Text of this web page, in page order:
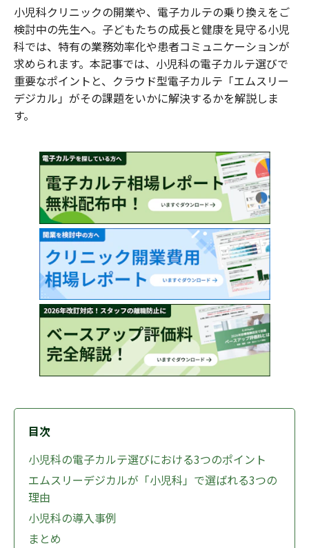
小児科クリニックの開業や、電子カルテの乗り換えをご
検討中の先生へ。子どもたちの成長と健康を見守る小児
科では、特有の業務効率化や患者コミュニケーションが
求められます。本記事では、小児科の電子カルテ選びで
重要なポイントと、クラウド型電子カルテ「エムスリー
デジカル」がその課題をいかに解決するかを解説しま
す。
目次
小児科の電子カルテ選びにおける3つのポイント
エムスリーデジカルが「小児科」で選ばれる3つの
理由
小児科の導入事例
まとめ